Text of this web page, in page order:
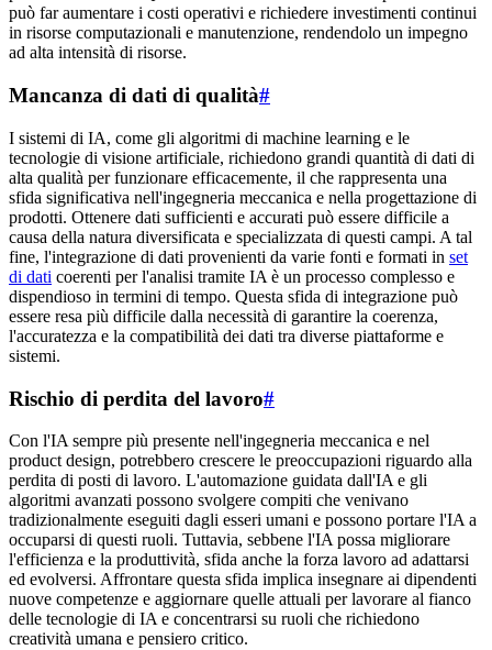
può far aumentare i costi operativi e richiedere investimenti continui
in risorse computazionali e manutenzione, rendendolo un impegno
ad alta intensità di risorse.
Mancanza di dati di qualità#
I sistemi di IA, come gli algoritmi di machine learning e le
tecnologie di visione artificiale, richiedono grandi quantità di dati di
alta qualità per funzionare efficacemente, il che rappresenta una
sfida significativa nell'ingegneria meccanica e nella progettazione di
prodotti. Ottenere dati sufficienti e accurati può essere difficile a
causa della natura diversificata e specializzata di questi campi. A tal
fine, l'integrazione di dati provenienti da varie fonti e formati in set
di dati coerenti per l'analisi tramite IA è un processo complesso e
dispendioso in termini di tempo. Questa sfida di integrazione può
essere resa più difficile dalla necessità di garantire la coerenza,
l'accuratezza e la compatibilità dei dati tra diverse piattaforme e
sistemi.
Rischio di perdita del lavoro#
Con l'IA sempre più presente nell'ingegneria meccanica e nel
product design, potrebbero crescere le preoccupazioni riguardo alla
perdita di posti di lavoro. L'automazione guidata dall'IA e gli
algoritmi avanzati possono svolgere compiti che venivano
tradizionalmente eseguiti dagli esseri umani e possono portare l'IA a
occuparsi di questi ruoli. Tuttavia, sebbene l'IA possa migliorare
l'efficienza e la produttività, sfida anche la forza lavoro ad adattarsi
ed evolversi. Affrontare questa sfida implica insegnare ai dipendenti
nuove competenze e aggiornare quelle attuali per lavorare al fianco
delle tecnologie di IA e concentrarsi su ruoli che richiedono
creatività umana e pensiero critico.